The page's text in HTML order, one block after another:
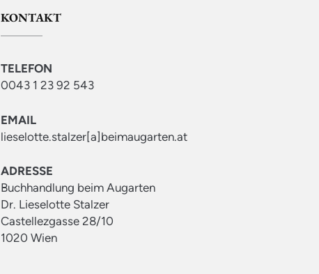
KONTAKT
TELEFON
0043 1 23 92 543
EMAIL
lieselotte.stalzer[a]beimaugarten.at
ADRESSE
Buchhandlung beim Augarten
Dr. Lieselotte Stalzer
Castellezgasse 28/10
1020 Wien